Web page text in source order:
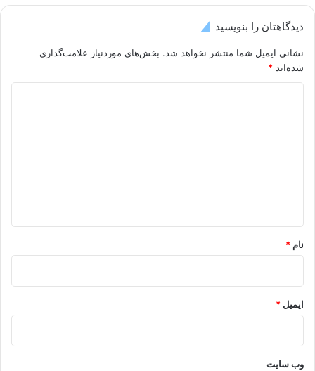
دیدگاهتان را بنویسید
نشانی ایمیل شما منتشر نخواهد شد. بخش‌های موردنیاز علامت‌گذاری
شده‌اند *
نام *
ایمیل *
وب‌ سایت